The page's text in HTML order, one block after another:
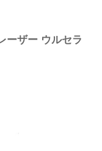
ーザー ウルセラ